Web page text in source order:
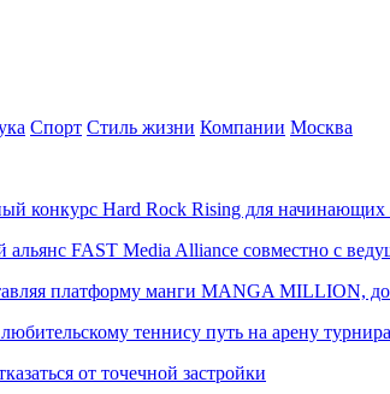
Спорт Стиль жизни Компании Москва
конкурс Hard Rock Rising для начинающих
альянс FAST Media Alliance совместно с
платформу манги MANGA MILLION,
теннису путь на арену
от точечной застройки